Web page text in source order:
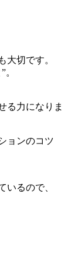
大切です。
る力になりま
ョンのコツ
いるので、